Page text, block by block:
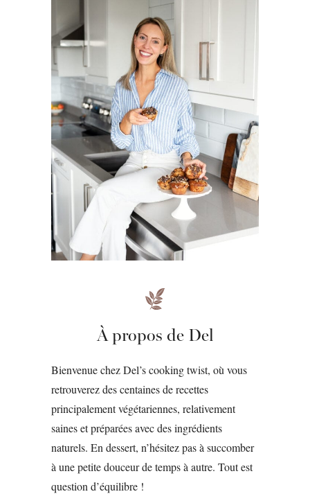
À propos de Del
Bienvenue chez Del’s cooking twist, où vous
retrouverez des centaines de recettes
principalement végétariennes, relativement
saines et préparées avec des ingrédients
naturels. En dessert, n’hésitez pas à succomber
à une petite douceur de temps à autre. Tout est
question d’équilibre !